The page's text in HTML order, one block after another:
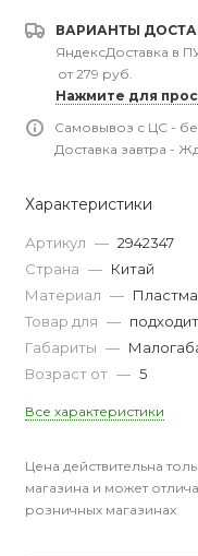
ВАРИАНТЫ
ЯндексДоставка в
от 279 руб.
Нажмите для
Самовывоз с ЦС -
Доставка завтра -
Характеристики
Артикул — 2942347
Страна — Китай
Материал —
Товар для —
Габариты —
Возраст от — 5
Все характеристики
Цена действительна
магазина и может
розничных магазинах